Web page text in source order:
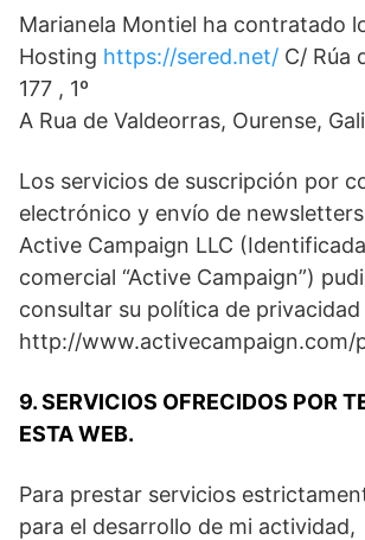
Marianela Montiel ha contratado
Hosting https://sered.net/ C/ Rúa
177 , 1º
A Rua de Valdeorras, Ourense,
Los servicios de suscripción por
electrónico y envío de
Active Campaign LLC
comercial “Active Campaign”)
consultar su política de privacidad
http://www.activecampaign.com/
9. SERVICIOS OFRECIDOS POR
ESTA WEB.
Para prestar servicios
para el desarrollo de mi actividad,